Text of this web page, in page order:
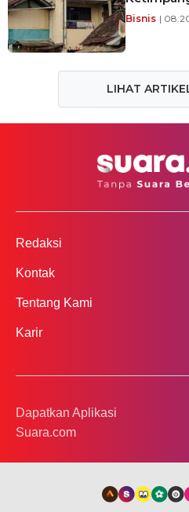
Bisnis |
LIHAT
Redaksi
Kontak
Tentang Kami
Karir
Dapatkan Aplikasi
Suara.com